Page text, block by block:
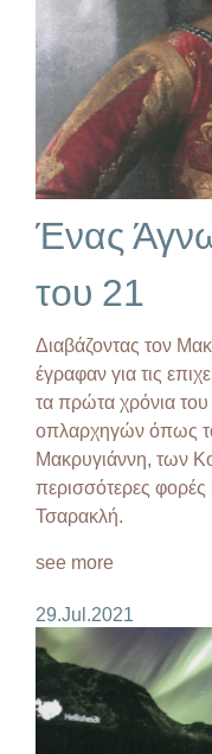
Ένας
του 21
Διαβάζοντας τον
έγραφαν για τις
τα πρώτα χρόνια
οπλαρχηγών όπως
Μακρυγιάννη, των
περισσότερες
Τσαρακλή.
see more
29.Jul.2021